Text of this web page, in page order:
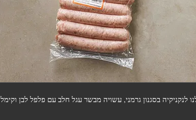
לנקניקיה בסגנון גרמני, עשויה מבשר עגל חלב עם פלפל לבן וקימל